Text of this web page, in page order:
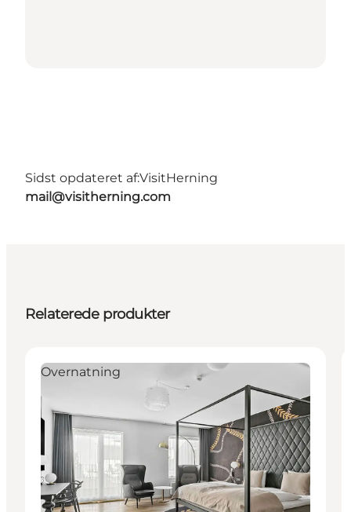
Sidst opdateret af:VisitHerning
mail@visitherning.com
Relaterede produkter
Overnatning